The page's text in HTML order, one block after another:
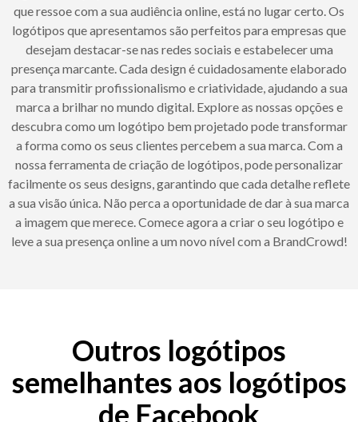
que ressoe com a sua audiência online, está no lugar certo. Os
logótipos que apresentamos são perfeitos para empresas que
desejam destacar-se nas redes sociais e estabelecer uma
presença marcante. Cada design é cuidadosamente elaborado
para transmitir profissionalismo e criatividade, ajudando a sua
marca a brilhar no mundo digital. Explore as nossas opções e
descubra como um logótipo bem projetado pode transformar
a forma como os seus clientes percebem a sua marca. Com a
nossa ferramenta de criação de logótipos, pode personalizar
facilmente os seus designs, garantindo que cada detalhe reflete
a sua visão única. Não perca a oportunidade de dar à sua marca
a imagem que merece. Comece agora a criar o seu logótipo e
leve a sua presença online a um novo nível com a BrandCrowd!
Outros logótipos
semelhantes aos logótipos
de Facebook